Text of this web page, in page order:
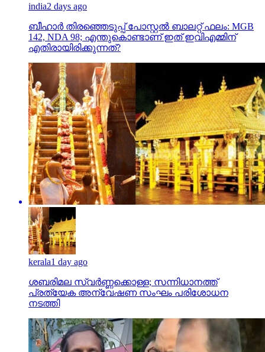
india2 days ago
ബീഹാർ തിരഞ്ഞെടുപ്പ് പോസ്റ്റൽ ബാലറ്റ് ഫലം: MGB
142, NDA 98; എന്തുകൊണ്ടാണ് ഇത് ഇവിഎമ്മിന്
എതിരായിരിക്കുന്നത്?
kerala1 day ago
ശബരിമല സ്വര്‍ണ്ണക്കൊള്ള; സന്നിധാനത്ത്
പ്രത്യേക അന്വേഷണ സംഘം പരിശോധന
നടത്തി